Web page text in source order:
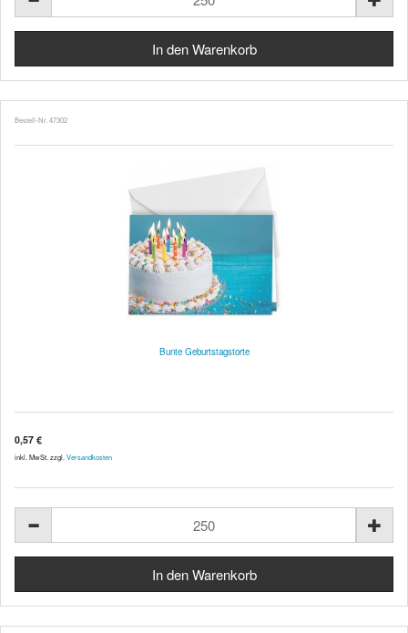
Bestell-Nr. 47302
Bunte Geburtstagstorte
0,57 €
inkl. MwSt. zzgl. Versandkosten